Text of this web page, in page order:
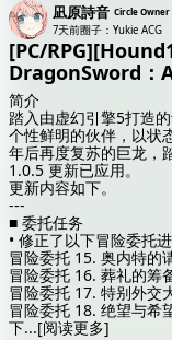
凪原詩音 Circle Owner
7天前圈子：Yukie ACG
[PC/
DragonSword：
简介
踏入由虚幻引擎5打造
个性鲜明的伙伴，以状
年后再度复苏的巨龙，
1.0.5 更新已应用。
更新内容如下。
---
■ 委托任务
• 修正了以下冒险委托
冒险委托 15. 奥内特的
冒险委托 16. 葬礼的筹
冒险委托 17. 特别外交
冒险委托 18. 绝望与希
下...[阅读更多]